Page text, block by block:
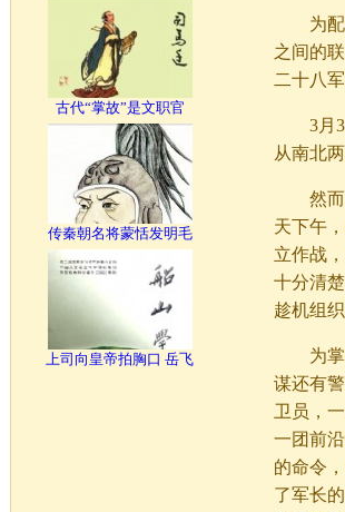
古代“掌故”是文职官
传秦朝名将蒙恬发明毛
上司向皇帝拍胸口 岳飞
为
之间的
二十八
3月
从南北
然
天下午
立作战
十分清
趁机组
为
谋还有
卫员，
一团前
的命令
了军长